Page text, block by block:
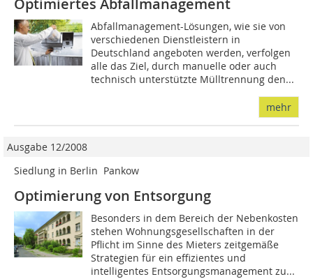
Optimiertes Abfallmanagement
Abfallmanagement-Lösungen, wie sie von
verschiedenen Dienstleistern in
Deutschland angeboten werden, verfolgen
alle das Ziel, durch manuelle oder auch
technisch unterstützte Mülltrennung den...
mehr
Ausgabe 12/2008
Siedlung in Berlin  Pankow
Optimierung von Ent­sorgung
Besonders in dem Bereich der Nebenkosten
stehen Wohnungsgesellschaften in der
Pflicht im Sinne des Mieters zeitgemäße
Strategien für ein effizientes und
intelligentes Entsorgungsmanagement zu...